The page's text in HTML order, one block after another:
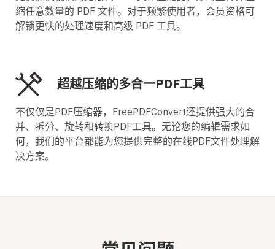
缩任意数量的 PDF 文件。对于频繁使用者，会员资格可
解锁更快的处理速度和高级 PDF 工具。
超越压缩的多合一PDF工具
不仅仅是PDF压缩器，FreePDFConvert还提供强大的合
并、拆分、旋转和转换PDF工具。无论您的编辑需求如
何，我们的平台都能为您提供完整的在线PDF文件处理解
决方案。